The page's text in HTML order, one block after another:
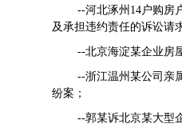
--河北涿州14户购房
及承担违约责任的诉讼请
--北京海淀某企业房
--浙江温州某公司亲
纷案；
--郭某诉北京某大型